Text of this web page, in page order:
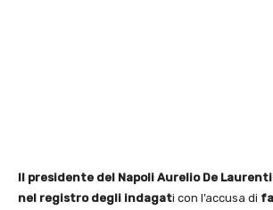
Il presidente del Napoli Aurelio De
nel registro degli indagati con l’accusa di